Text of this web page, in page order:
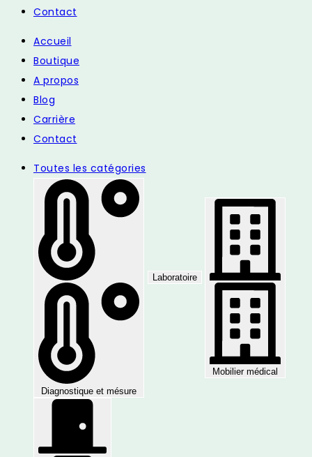
Contact
Accueil
Boutique
A propos
Blog
Carrière
Contact
Toutes les catégories
Diagnostique et mésure
Laboratoire
Mobilier médical